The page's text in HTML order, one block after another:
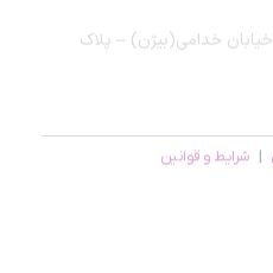
شرایط و قوانین